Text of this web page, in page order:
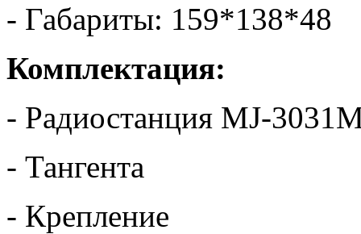
- Габариты: 159*138*48
Комплектация:
- Радиостанция MJ-
- Тангента
- Крепление